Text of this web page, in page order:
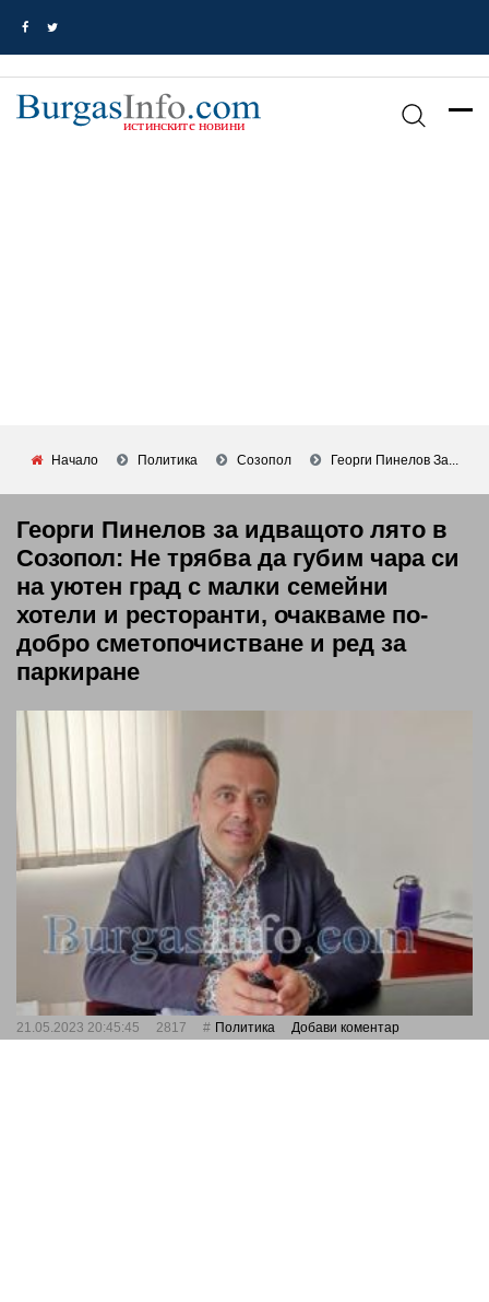
Начало Политика Созопол Георги Пинелов За...
Георги Пинелов за идващото лято в
Созопол: Не трябва да губим чара си
на уютен град с малки семейни
хотели и ресторанти, очакваме по-
добро сметопочистване и ред за
паркиране
21.05.2023 20:45:45 2817 Политика Добави коментар